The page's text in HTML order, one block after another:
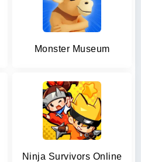
Monster Museum
Ninja Survivors Online